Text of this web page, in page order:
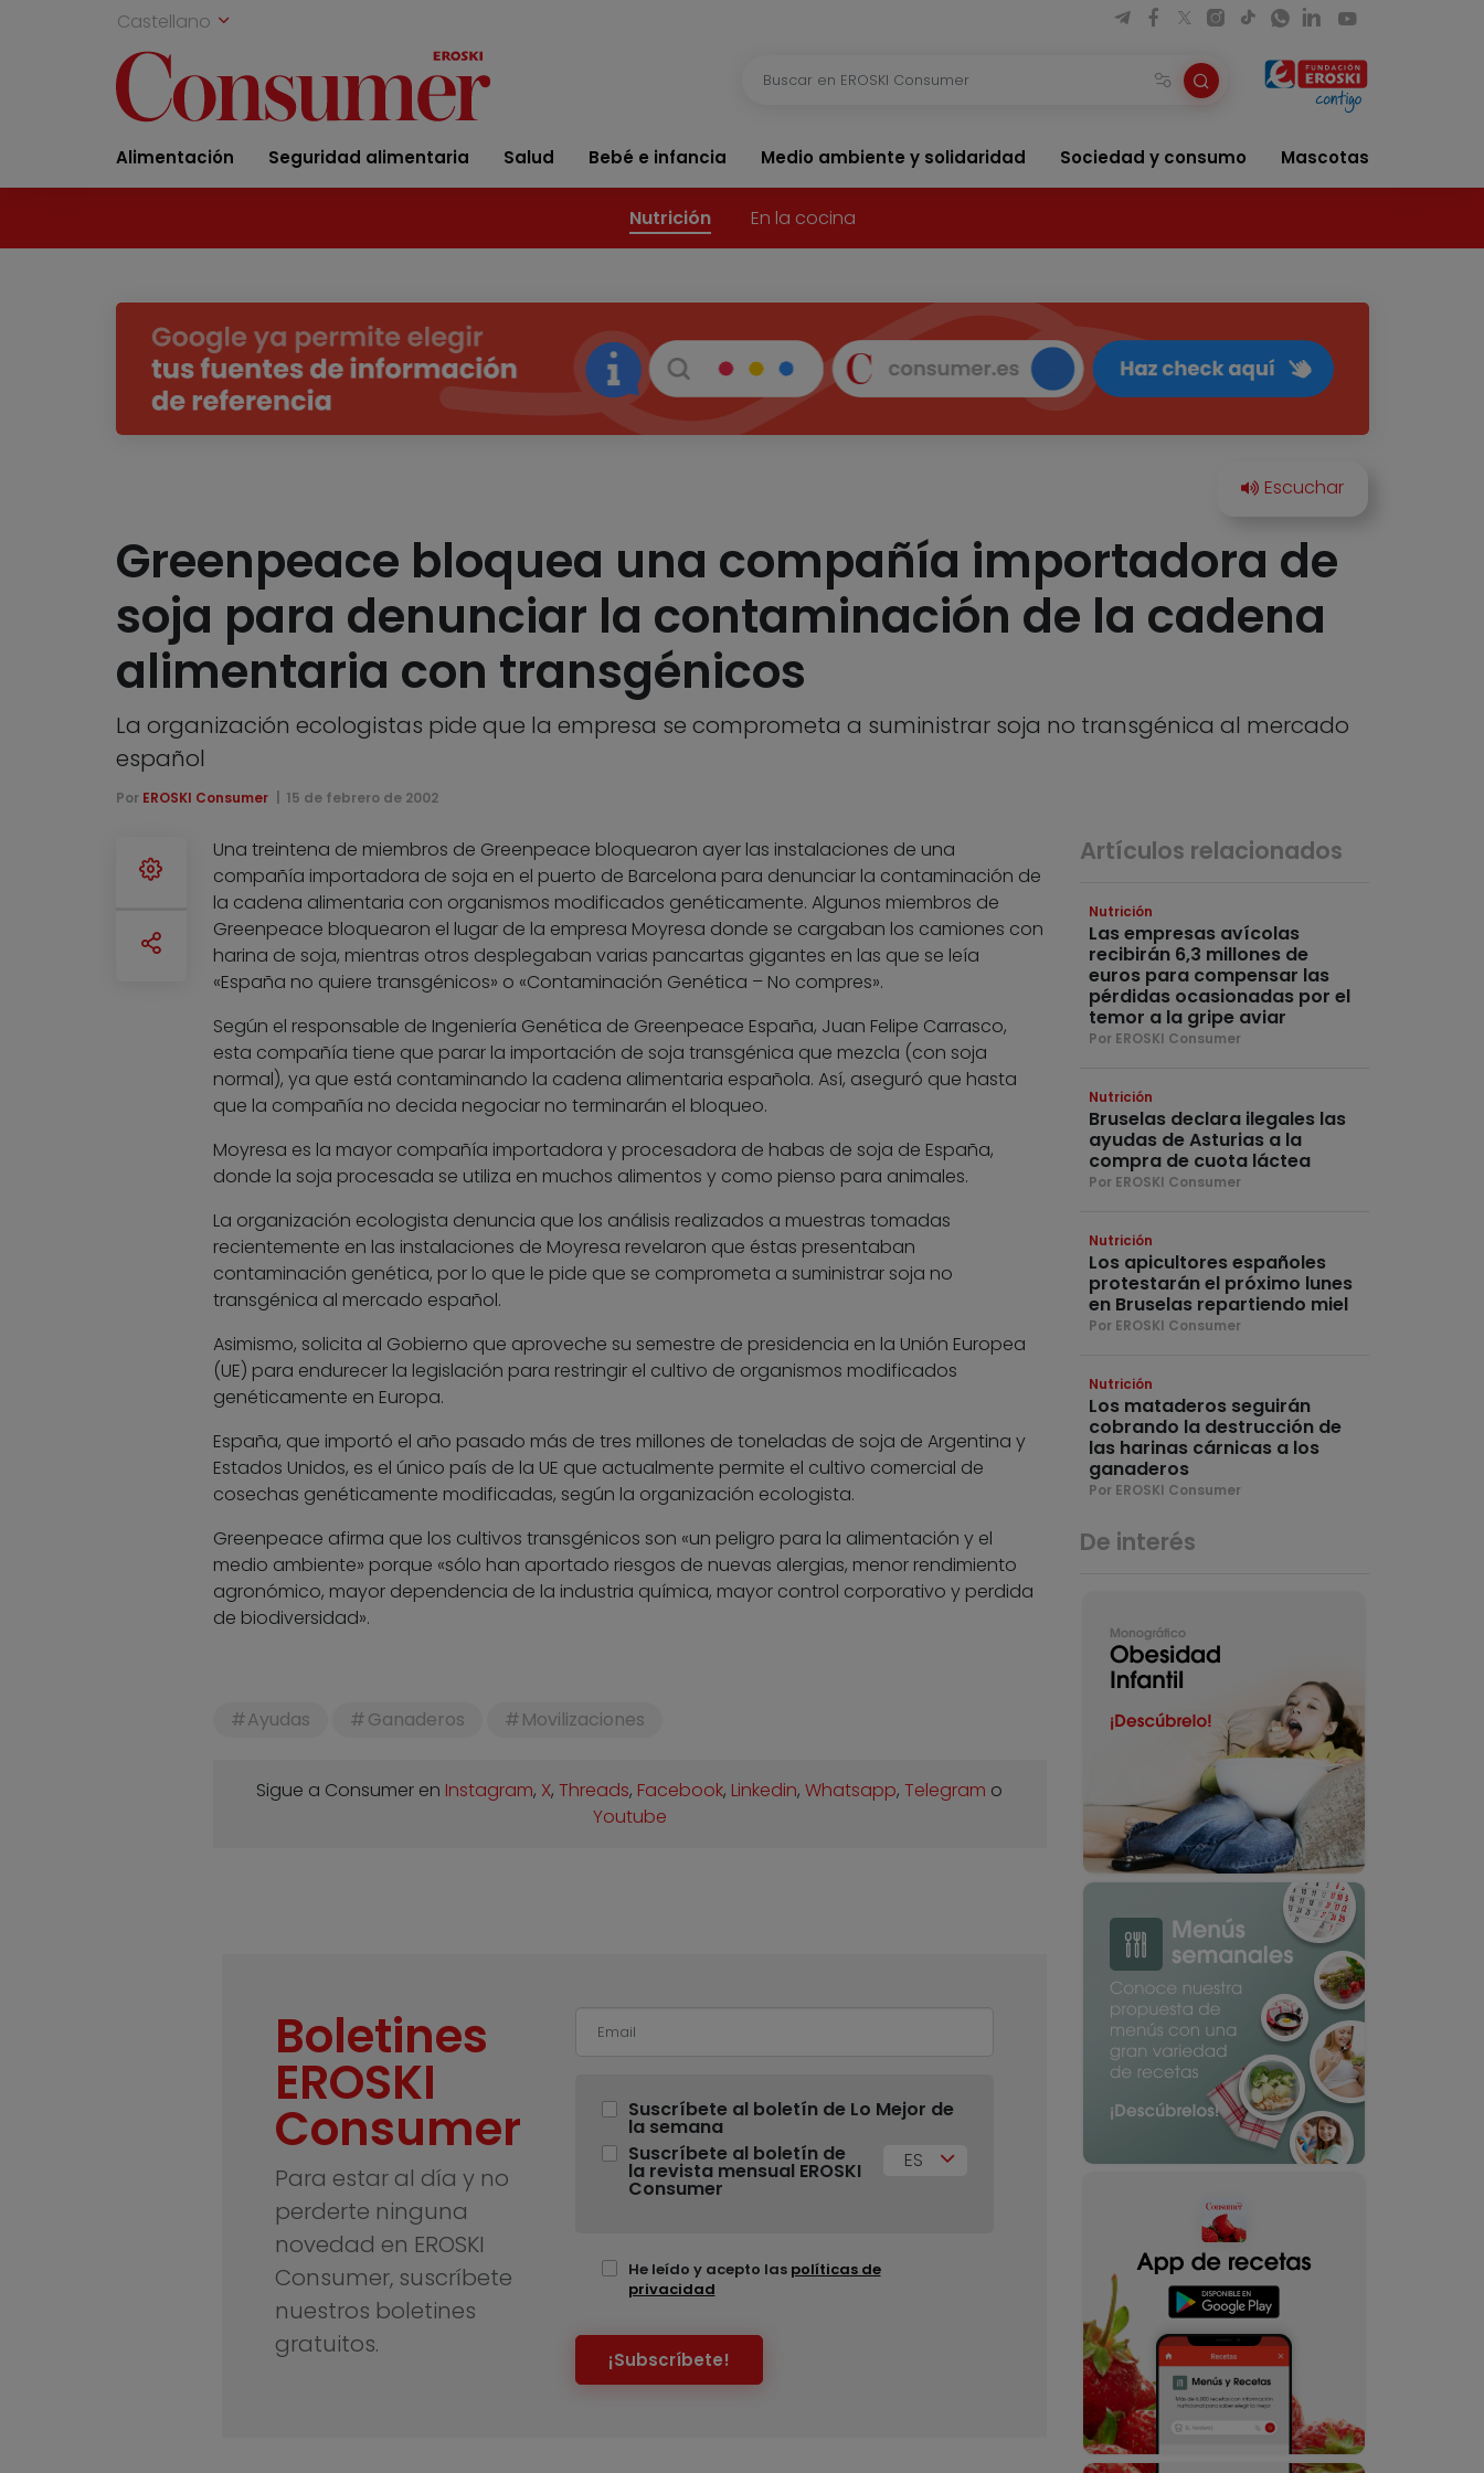
Castellano
Alimentación Seguridad alimentaria Salud Bebé e infancia Medio ambiente y solidaridad Sociedad y consumo Mascotas
Nutrición En la cocina
Greenpeace bloquea una compañía importadora de
soja para denunciar la contaminación de la cadena
alimentaria con transgénicos
La organización ecologistas pide que la empresa se comprometa a suministrar soja no transgénica al mercado
español
Por EROSKI Consumer 15 de febrero de 2002
Una treintena de miembros de Greenpeace bloquearon ayer las instalaciones de una
compañía importadora de soja en el puerto de Barcelona para denunciar la contaminación de
la cadena alimentaria con organismos modificados genéticamente. Algunos miembros de
Greenpeace bloquearon el lugar de la empresa Moyresa donde se cargaban los camiones con
harina de soja, mientras otros desplegaban varias pancartas gigantes en las que se leía
«España no quiere transgénicos» o «Contaminación Genética – No compres».
Según el responsable de Ingeniería Genética de Greenpeace España, Juan Felipe Carrasco,
esta compañía tiene que parar la importación de soja transgénica que mezcla (con soja
normal), ya que está contaminando la cadena alimentaria española. Así, aseguró que hasta
que la compañía no decida negociar no terminarán el bloqueo.
Moyresa es la mayor compañía importadora y procesadora de habas de soja de España,
donde la soja procesada se utiliza en muchos alimentos y como pienso para animales.
La organización ecologista denuncia que los análisis realizados a muestras tomadas
recientemente en las instalaciones de Moyresa revelaron que éstas presentaban
contaminación genética, por lo que le pide que se comprometa a suministrar soja no
transgénica al mercado español.
Asimismo, solicita al Gobierno que aproveche su semestre de presidencia en la Unión Europea
(UE) para endurecer la legislación para restringir el cultivo de organismos modificados
genéticamente en Europa.
España, que importó el año pasado más de tres millones de toneladas de soja de Argentina y
Estados Unidos, es el único país de la UE que actualmente permite el cultivo comercial de
cosechas genéticamente modificadas, según la organización ecologista.
Greenpeace afirma que los cultivos transgénicos son «un peligro para la alimentación y el
medio ambiente» porque «sólo han aportado riesgos de nuevas alergias, menor rendimiento
agronómico, mayor dependencia de la industria química, mayor control corporativo y perdida
de biodiversidad».
Ayudas Ganaderos Movilizaciones
Sigue a Consumer en Instagram, X,Threads, Facebook, Linkedin,Whatsapp,Telegram o
Youtube
Boletines
EROSKI
Consumer
Para estar al día y no
perderte ninguna
novedad en EROSKI
Consumer, suscríbete
nuestros boletines
gratuitos.
Suscríbete al boletín de Lo Mejor de
la semana
Suscríbete al boletín de
la revista mensual EROSKI
Consumer
ES
He leído y acepto las políticas de
privacidad
¡Subscríbete!
Artículos relacionados
Nutrición
Las empresas avícolas
recibirán 6,3 millones de
euros para compensar las
pérdidas ocasionadas por el
temor a la gripe aviar
Por EROSKI Consumer
Nutrición
Bruselas declara ilegales las
ayudas de Asturias a la
compra de cuota láctea
Por EROSKI Consumer
Nutrición
Los apicultores españoles
protestarán el próximo lunes
en Bruselas repartiendo miel
Por EROSKI Consumer
Nutrición
Los mataderos seguirán
cobrando la destrucción de
las harinas cárnicas a los
ganaderos
Por EROSKI Consumer
De interés